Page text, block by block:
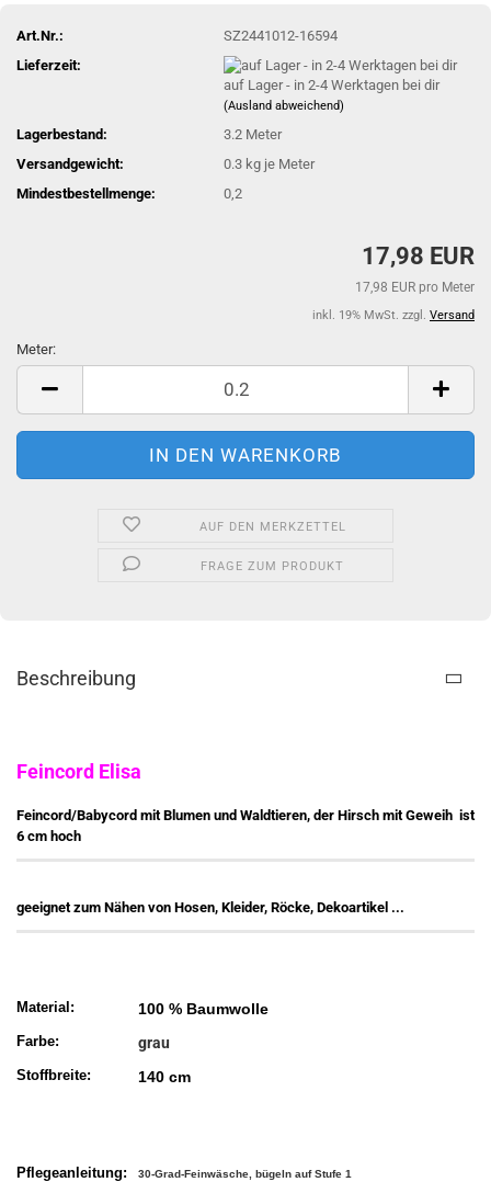
Art.Nr.:
SZ2441012-16594
Lieferzeit:
auf Lager - in 2-4 Werktagen bei dir
(Ausland abweichend)
Lagerbestand: 3.2 Meter
Versandgewicht:
0.3 kg je Meter
Mindestbestellmenge:
0,2
17,98 EUR
17,98 EUR pro Meter
inkl. 19% MwSt. zzgl. Versand
Meter:
Meter
AUF DEN MERKZETTEL
FRAGE ZUM PRODUKT
Beschreibung
Feincord Elisa
Feincord/Babycord mit Blumen und Waldtieren, der Hirsch mit Geweih ist
6 cm hoch
geeignet zum Nähen von Hosen, Kleider, Röcke, Dekoartikel ...
Material: 100 % Baumwolle
Farbe: grau
Stoffbreite: 140 cm
Pflegeanleitung:
30-Grad-Feinwäsche, bügeln auf Stufe 1